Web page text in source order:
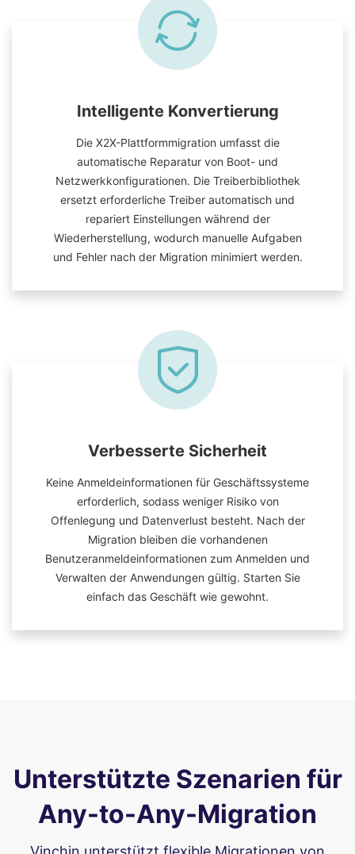
Intelligente Konvertierung
Die X2X-Plattformmigration umfasst die
automatische Reparatur von Boot- und
Netzwerkkonfigurationen. Die Treiberbibliothek
ersetzt erforderliche Treiber automatisch und
repariert Einstellungen während der
Wiederherstellung, wodurch manuelle Aufgaben
und Fehler nach der Migration minimiert werden.
Verbesserte Sicherheit
Keine Anmeldeinformationen für Geschäftssysteme
erforderlich, sodass weniger Risiko von
Offenlegung und Datenverlust besteht. Nach der
Migration bleiben die vorhandenen
Benutzeranmeldeinformationen zum Anmelden und
Verwalten der Anwendungen gültig. Starten Sie
einfach das Geschäft wie gewohnt.
Unterstützte Szenarien für
Any-to-Any-Migration